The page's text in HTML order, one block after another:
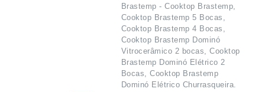
Brastemp - Cooktop Brastemp,
Cooktop Brastemp 5 Bocas,
Cooktop Brastemp 4 Bocas,
Cooktop Brastemp Dominó
Vitrocerâmico 2 bocas, Cooktop
Brastemp Dominó Elétrico 2
Bocas, Cooktop Brastemp
Dominó Elétrico Churrasqueira.